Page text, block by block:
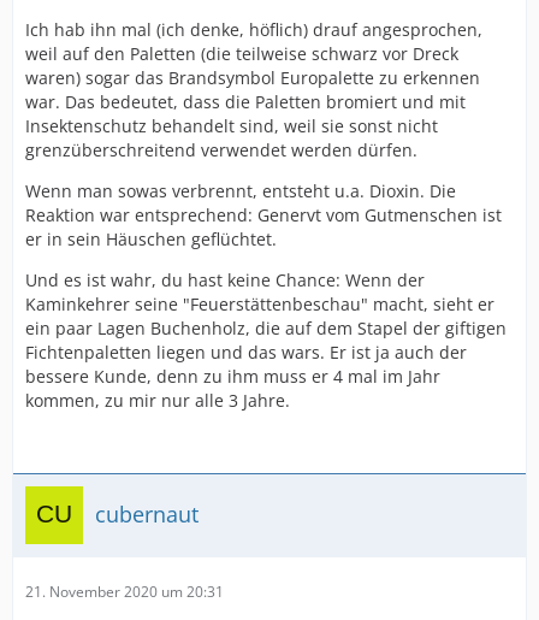
Ich hab ihn mal (ich denke, höflich) drauf angesprochen,
weil auf den Paletten (die teilweise schwarz vor Dreck
waren) sogar das Brandsymbol Europalette zu erkennen
war. Das bedeutet, dass die Paletten bromiert und mit
Insektenschutz behandelt sind, weil sie sonst nicht
grenzüberschreitend verwendet werden dürfen.
Wenn man sowas verbrennt, entsteht u.a. Dioxin. Die
Reaktion war entsprechend: Genervt vom Gutmenschen ist
er in sein Häuschen geflüchtet.
Und es ist wahr, du hast keine Chance: Wenn der
Kaminkehrer seine "Feuerstättenbeschau" macht, sieht er
ein paar Lagen Buchenholz, die auf dem Stapel der giftigen
Fichtenpaletten liegen und das wars. Er ist ja auch der
bessere Kunde, denn zu ihm muss er 4 mal im Jahr
kommen, zu mir nur alle 3 Jahre.
cubernaut
21. November 2020 um 20:31